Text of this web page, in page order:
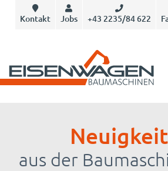
Kontakt Jobs +43 2235/84 622
aus der